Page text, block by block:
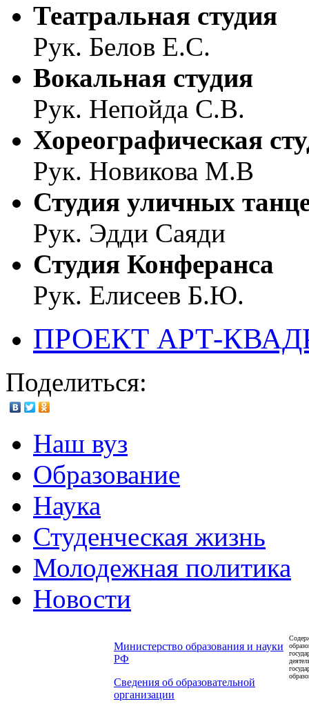
Театральная студия
Рук. Белов Е.С.
Вокальная студия
Рук. Непойда С.В.
Хореографическая
Рук. Новикова М.В
Студия уличных
Рук. Эдди Саяди
Студия Конферанса
Рук. Елисеев Б.Ю.
ПРОЕКТ АРТ-
Поделиться:
Наш вуз
Образование
Наука
Студенческая жизнь
Молодежная политика
Новости
Министерство образования и науки
РФ
Сведения об образовательной
организации